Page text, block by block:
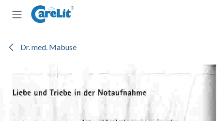
Zum Inhalt springen
Dr. med. Mabuse